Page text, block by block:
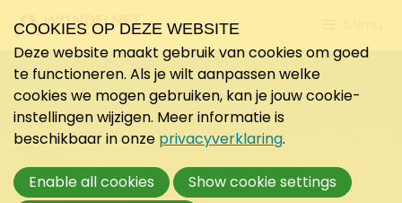
to
COOKIES OP DEZE WEBSITE
Deze website maakt gebruik van cookies om goed
te functioneren. Als je wilt aanpassen welke
cookies we mogen gebruiken, kan je jouw cookie-
instellingen wijzigen. Meer informatie is
beschikbaar in onze privacyverklaring.
Enable all cookies
Show cookie settings